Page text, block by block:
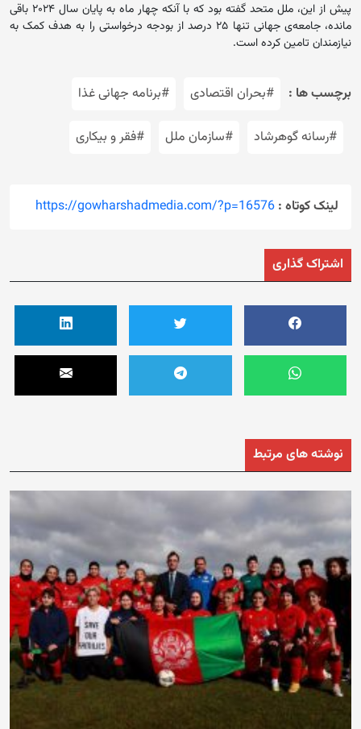
پیش از این، ملل متحد گفته بود که با آنکه چهار ماه به پایان سال ۲۰۲۴ باقی
مانده، جامعه‌ی جهانی تنها ۲۵ درصد از بودجه درخواستی را به هدف کمک به
نیازمندان تامین کرده است.
برچسب ها : #بحران اقتصادی #برنامه جهانی غذا
#رسانه گوهرشاد #سازمان ملل #فقر و بیکاری
لینک کوتاه : https://gowharshadmedia.com/?p=16576
اشتراک گذاری
نوشته های مرتبط